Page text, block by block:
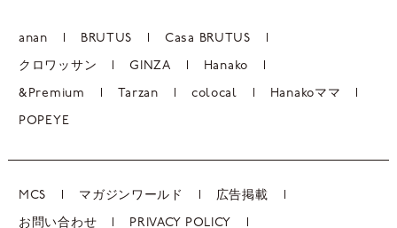
anan BRUTUS Casa BRUTUS
クロワッサン GINZA Hanako
&Premium Tarzan colocal Hanakoママ
POPEYE
MCS マガジンワールド 広告掲載
お問い合わせ PRIVACY POLICY